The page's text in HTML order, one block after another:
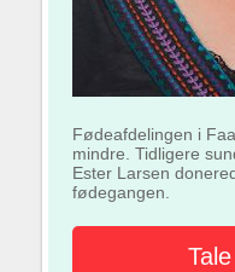
Fødeafdelingen i
mindre. Tidligere
Ester Larsen
fødegangen.